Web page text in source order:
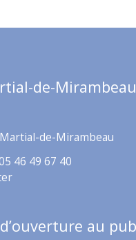
de-Mirambeau
de-Mirambeau
46 49 67 40
au